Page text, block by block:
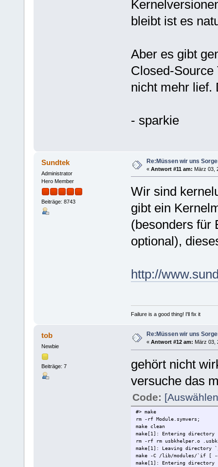
bleibt ist es
Aber es gibt
Closed-
nicht mehr lief.
- sparkie
Sundtek
Administrator
Hero Member
Beiträge: 8743
Re:Müssen wir uns
« Antwort #11 am: März 03,
Wir sind
gibt ein
(besonders für
optional),
http://
Failure is a good thing! I'll fix it
tob
Newbie
Beiträge: 7
Re:Müssen wir uns
« Antwort #12 am: März 03,
gehört nicht
versuche das
Code:
#> make
rm -rf Module.symvers;
make clean
make[1]: Entering
rm -rf rm usbkhelper.o
make[1]: Leaving directory
make -C /lib/modules/`if [ -
make[1]: Entering